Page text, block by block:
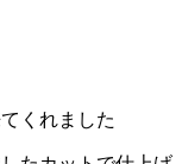
くれました